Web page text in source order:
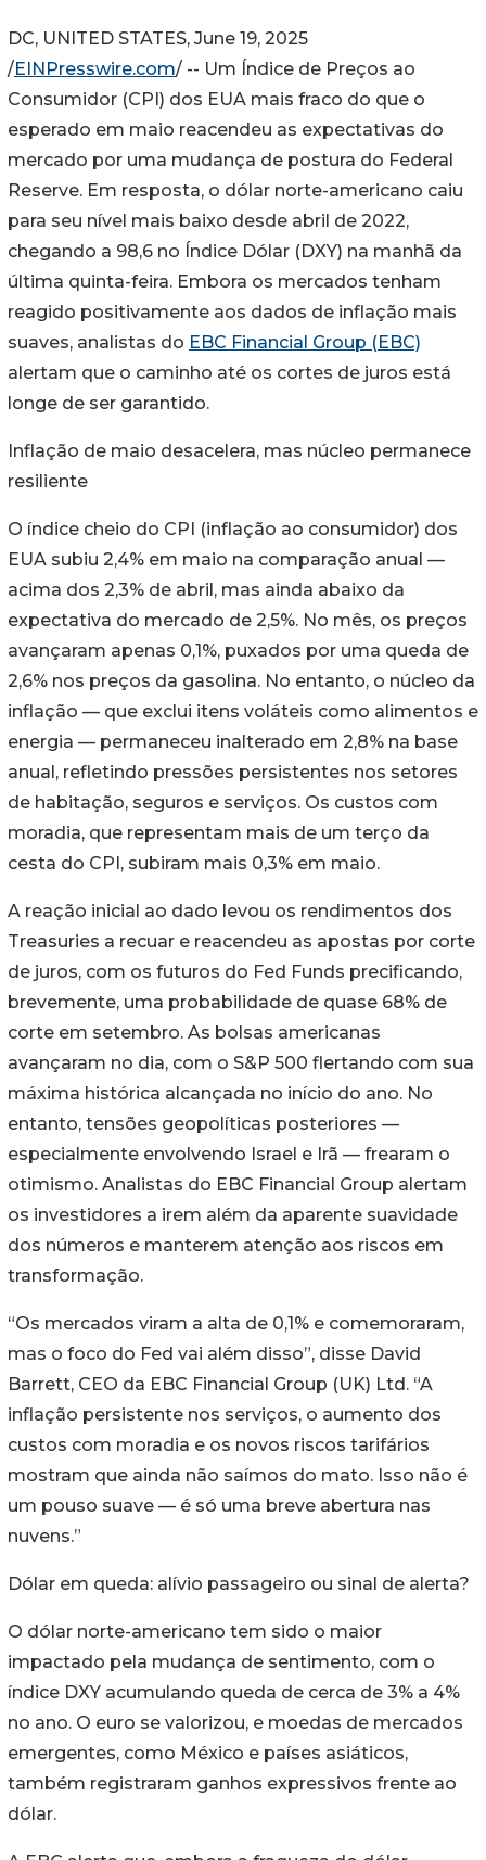
DC, UNITED STATES, June 19, 2025
/EINPresswire.com/ -- Um Índice de Preços ao
Consumidor (CPI) dos EUA mais fraco do que o
esperado em maio reacendeu as expectativas do
mercado por uma mudança de postura do Federal
Reserve. Em resposta, o dólar norte-americano caiu
para seu nível mais baixo desde abril de 2022,
chegando a 98,6 no Índice Dólar (DXY) na manhã da
última quinta-feira. Embora os mercados tenham
reagido positivamente aos dados de inflação mais
suaves, analistas do EBC Financial Group (EBC)
alertam que o caminho até os cortes de juros está
longe de ser garantido.
Inflação de maio desacelera, mas núcleo permanece
resiliente
O índice cheio do CPI (inflação ao consumidor) dos
EUA subiu 2,4% em maio na comparação anual —
acima dos 2,3% de abril, mas ainda abaixo da
expectativa do mercado de 2,5%. No mês, os preços
avançaram apenas 0,1%, puxados por uma queda de
2,6% nos preços da gasolina. No entanto, o núcleo da
inflação — que exclui itens voláteis como alimentos e
energia — permaneceu inalterado em 2,8% na base
anual, refletindo pressões persistentes nos setores
de habitação, seguros e serviços. Os custos com
moradia, que representam mais de um terço da
cesta do CPI, subiram mais 0,3% em maio.
A reação inicial ao dado levou os rendimentos dos
Treasuries a recuar e reacendeu as apostas por corte
de juros, com os futuros do Fed Funds precificando,
brevemente, uma probabilidade de quase 68% de
corte em setembro. As bolsas americanas
avançaram no dia, com o S&P 500 flertando com sua
máxima histórica alcançada no início do ano. No
entanto, tensões geopolíticas posteriores —
especialmente envolvendo Israel e Irã — frearam o
otimismo. Analistas do EBC Financial Group alertam
os investidores a irem além da aparente suavidade
dos números e manterem atenção aos riscos em
transformação.
“Os mercados viram a alta de 0,1% e comemoraram,
mas o foco do Fed vai além disso”, disse David
Barrett, CEO da EBC Financial Group (UK) Ltd. “A
inflação persistente nos serviços, o aumento dos
custos com moradia e os novos riscos tarifários
mostram que ainda não saímos do mato. Isso não é
um pouso suave — é só uma breve abertura nas
nuvens.”
Dólar em queda: alívio passageiro ou sinal de alerta?
O dólar norte-americano tem sido o maior
impactado pela mudança de sentimento, com o
índice DXY acumulando queda de cerca de 3% a 4%
no ano. O euro se valorizou, e moedas de mercados
emergentes, como México e países asiáticos,
também registraram ganhos expressivos frente ao
dólar.